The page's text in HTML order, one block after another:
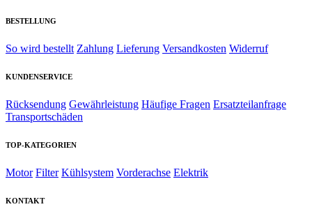
BESTELLUNG
So wird bestellt Zahlung Lieferung Versandkosten Widerruf
KUNDENSERVICE
Rücksendung Gewährleistung Häufige Fragen Ersatzteilanfrage
Transportschäden
TOP-KATEGORIEN
Motor Filter Kühlsystem Vorderachse Elektrik
KONTAKT